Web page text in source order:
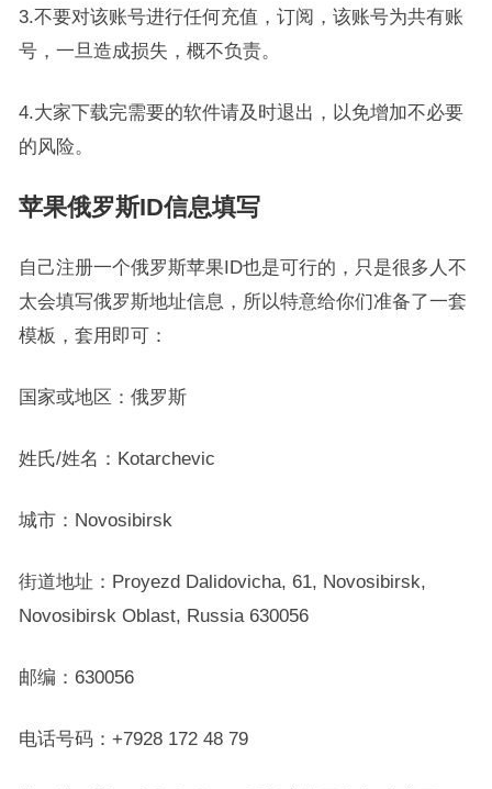
3.不要对该账号进行任何充值，订阅，该账号为共有账
号，一旦造成损失，概不负责。
4.大家下载完需要的软件请及时退出，以免增加不必要
的风险。
苹果俄罗斯ID信息填写
自己注册一个俄罗斯苹果ID也是可行的，只是很多人不
太会填写俄罗斯地址信息，所以特意给你们准备了一套
模板，套用即可：
国家或地区：俄罗斯
姓氏/姓名：Kotarchevic
城市：Novosibirsk
街道地址：Proyezd Dalidovicha, 61, Novosibirsk,
Novosibirsk Oblast, Russia 630056
邮编：630056
电话号码：+7928 172 48 79